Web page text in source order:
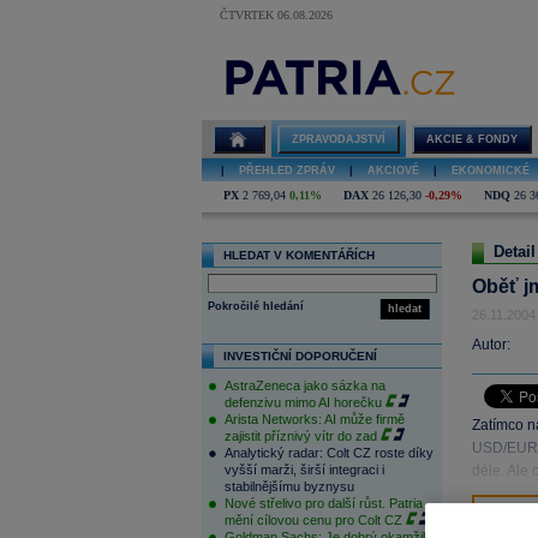
ČTVRTEK 06.08.2026
ZPRAVODAJSTVÍ AKCIE & FONDY
PŘEHLED ZPRÁV AKCIOVÉ EKONOMICKÉ
PX 2 769,04 0,11% DAX 26 126,30 -0,29% NDQ 26
HLEDAT V KOMENTÁŘÍCH
hledat
Pokročilé hledání
INVESTIČNÍ DOPORUČENÍ
AstraZeneca jako sázka na
defenzivu mimo AI horečku
Arista Networks: AI může firmě
zajistit příznivý vítr do zad
Analytický radar: Colt CZ roste díky
vyšší marži, širší integraci i
stabilnějšímu byznysu
Nové střelivo pro další růst. Patria
mění cílovou cenu pro Colt CZ
Oběť
26.11.2004
Autor:
Zatímco
USD/
déle. Ale